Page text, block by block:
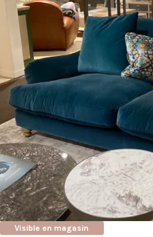
Visible en magasin